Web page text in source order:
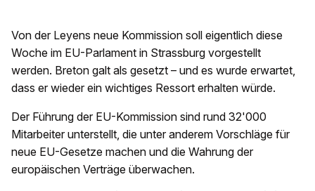
Von der Leyens neue Kommission soll eigentlich diese
Woche im EU-Parlament in Strassburg vorgestellt
werden. Breton galt als gesetzt – und es wurde erwartet,
dass er wieder ein wichtiges Ressort erhalten würde.
Der Führung der EU-Kommission sind rund 32'000
Mitarbeiter unterstellt, die unter anderem Vorschläge für
neue EU-Gesetze machen und die Wahrung der
europäischen Verträge überwachen.